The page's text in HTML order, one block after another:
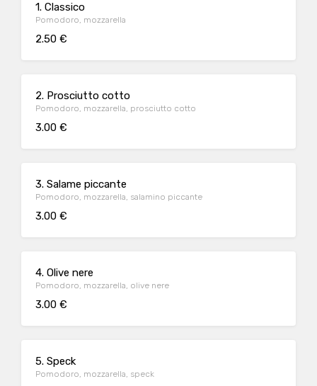
1. Classico
Pomodoro, mozzarella
2.50 €
2. Prosciutto cotto
Pomodoro, mozzarella, prosciutto cotto
3.00 €
3. Salame piccante
Pomodoro, mozzarella, salamino piccante
3.00 €
4. Olive nere
Pomodoro, mozzarella, olive nere
3.00 €
5. Speck
Pomodoro, mozzarella, speck